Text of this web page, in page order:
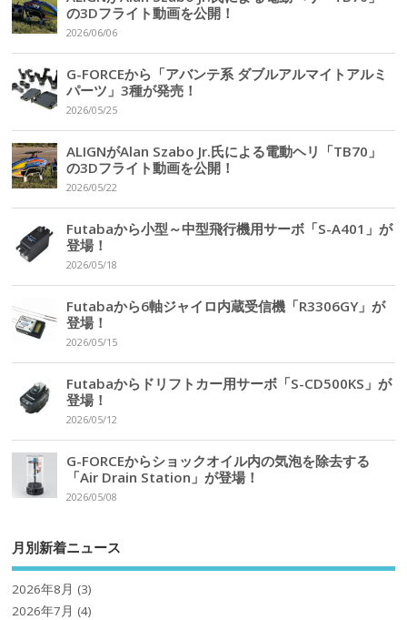
の3Dフライト動画を公開！
2026/06/06
G-FORCEから「アバンテ系 ダブルアルマイトアルミ
パーツ」3種が発売！
2026/05/25
ALIGNがAlan Szabo Jr.氏による電動ヘリ「TB70」
の3Dフライト動画を公開！
2026/05/22
Futabaから小型～中型飛行機用サーボ「S-A401」が
登場！
2026/05/18
Futabaから6軸ジャイロ内蔵受信機「R3306GY」が
登場！
2026/05/15
Futabaからドリフトカー用サーボ「S-CD500KS」が
登場！
2026/05/12
G-FORCEからショックオイル内の気泡を除去する
「Air Drain Station」が登場！
2026/05/08
月別新着ニュース
2026年8月 (3)
2026年7月 (4)